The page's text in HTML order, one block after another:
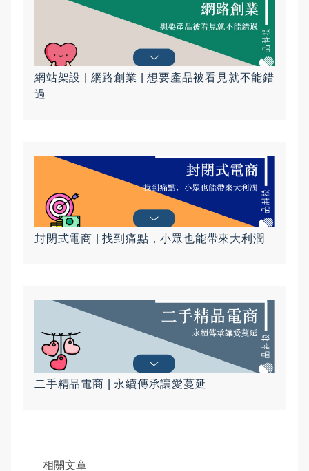
網站架設 | 網路創業 | 想要產品被看見就不能錯
過
封閉式電商 | 找到痛點，小眾也能帶來大利潤
二手精品電商 | 永續傳承讓愛蔓延
相關文章